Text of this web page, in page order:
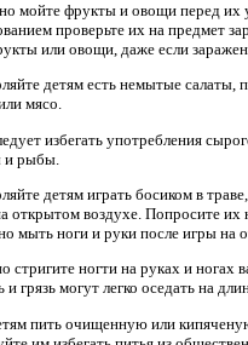
мойте фрукты и овощи перед их
проверьте их на предмет
или овощи, даже если
детям есть немытые салаты,
мясо.
избегать употребления
и рыбы.
детям играть босиком в
открытом воздухе. Попросите их
мыть ноги и руки после игры на
стригите ногти на руках и ногах
и грязь могут легко оседать на
пить очищенную или